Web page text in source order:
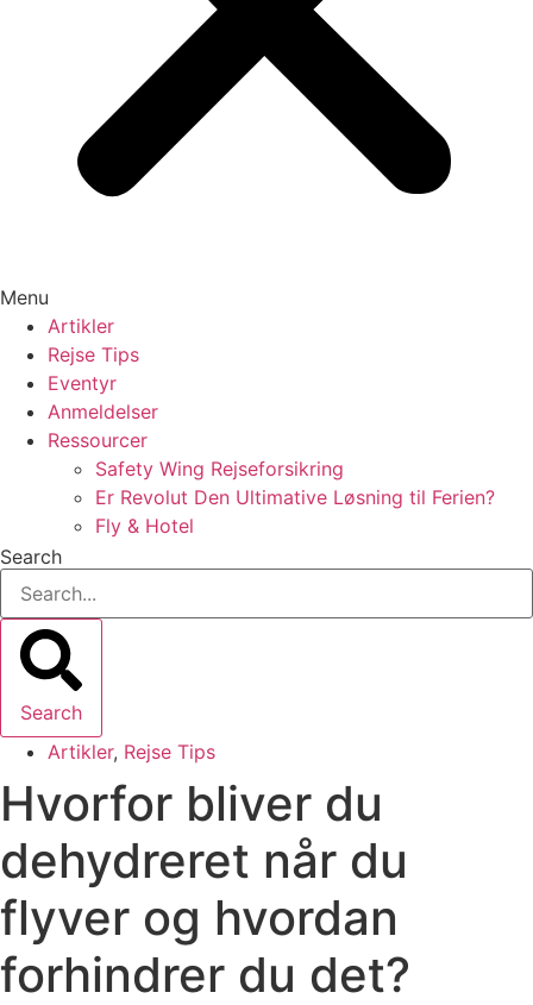
Menu
Artikler
Rejse Tips
Eventyr
Anmeldelser
Ressourcer
Safety Wing Rejseforsikring
Er Revolut Den Ultimative Løsning til Ferien?
Fly & Hotel
Search
Search
Artikler, Rejse Tips
Hvorfor bliver du
dehydreret når du
flyver og hvordan
forhindrer du det?